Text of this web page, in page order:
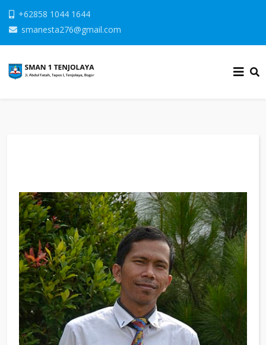
+62858 1044 1644
smanesta276@gmail.com